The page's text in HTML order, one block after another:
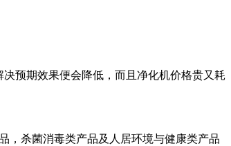
预期效果便会降低，而且净化机价格贵又耗
杀菌消毒类产品及人居环境与健康类产品